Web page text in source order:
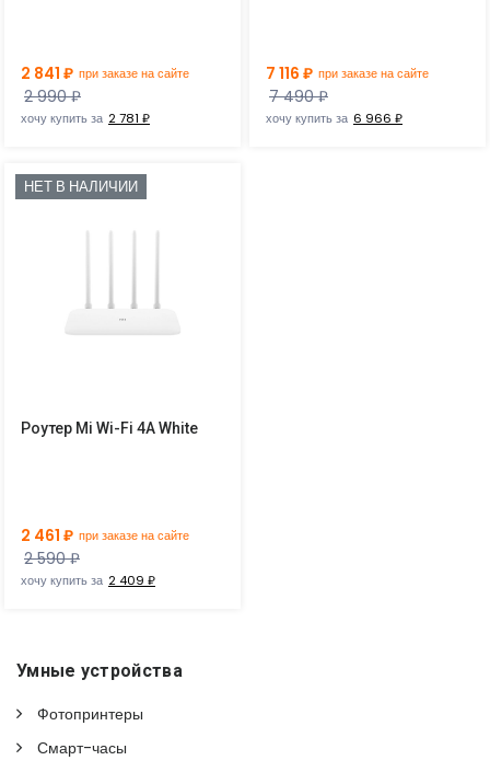
2 841 ₽ при заказе на сайте
2 990 ₽
хочу купить за 2 781 ₽
7 116 ₽ при заказе на сайте
7 490 ₽
хочу купить за 6 966 ₽
НЕТ В НАЛИЧИИ
Роутер Mi Wi-Fi 4A White
2 461 ₽ при заказе на сайте
2 590 ₽
хочу купить за 2 409 ₽
Умные устройства
Фотопринтеры
Смарт-часы